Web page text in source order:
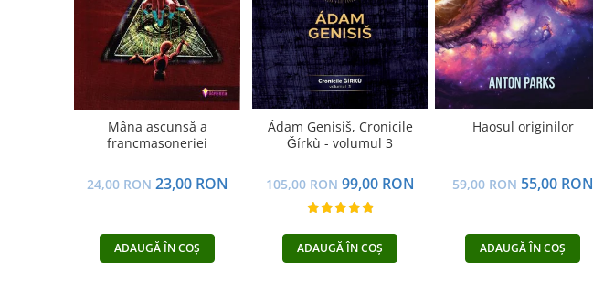
Mâna ascunsă a
francmasoneriei
24,00 RON23,00 RON
ADAUGĂ ÎN COȘ
Ádam Genisiš, Cronicile
Ǧírkù - volumul 3
105,00 RON99,00 RON
ADAUGĂ ÎN COȘ
Haosul originilor
59,00 RON55,00 RON
ADAUGĂ ÎN COȘ